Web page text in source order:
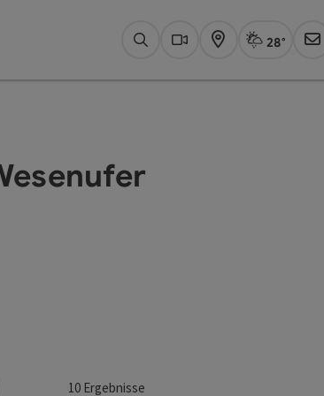
SuchenWebcams
Karte
28°
10Ergebnisse